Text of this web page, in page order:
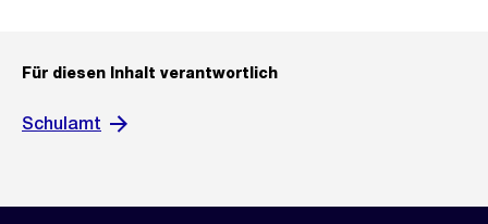
Für diesen Inhalt verantwortlich
Schulamt